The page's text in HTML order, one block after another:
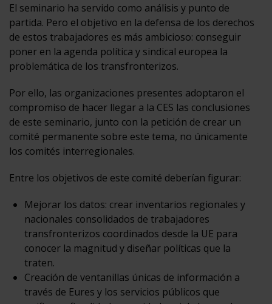
El seminario ha servido como análisis y punto de
partida. Pero el objetivo en la defensa de los derechos
de estos trabajadores es más ambicioso: conseguir
poner en la agenda política y sindical europea la
problemática de los transfronterizos.
Por ello, las organizaciones presentes adoptaron el
compromiso de hacer llegar a la CES las conclusiones
de este seminario, junto con la petición de crear un
comité permanente sobre este tema, no únicamente
los comités interregionales.
Entre los objetivos de este comité deberían figurar:
Mejorar los datos: crear inventarios regionales y
nacionales consolidados de trabajadores
transfronterizos coordinados desde la UE para
conocer la magnitud y diseñar políticas que la
traten.
Creación de ventanillas únicas de información a
través de Eures y los servicios públicos que